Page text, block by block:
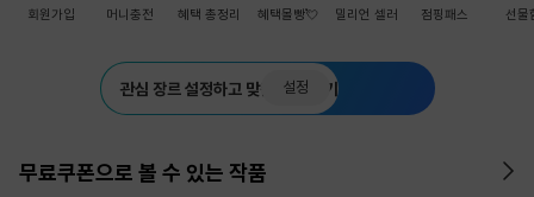
회원가입 머니충전 혜택 총정리 혜택몰빵💘 밀리언 셀러 점핑패스 선물
관심 장르 설정하고 맞춤 추천 받기
설정
무료쿠폰으로 볼 수 있는 작품